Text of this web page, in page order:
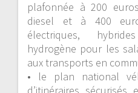
plafonnée à 200
diesel et à 400
électriques,
hydrogène pour les
aux transports en
• le plan national
d’itinéraires